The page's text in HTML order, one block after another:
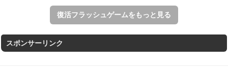
復活フラッシュゲームをもっと見る
スポンサーリンク